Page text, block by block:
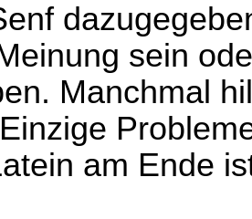
sein
Manchmal
am Ende